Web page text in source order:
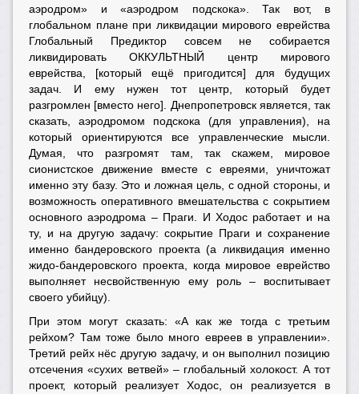
аэродром» и «аэродром подскока». Так вот, в
глобальном плане при ликвидации мирового еврейства
Глобальный Предиктор совсем не собирается
ликвидировать ОККУЛЬТНЫЙ центр мирового
еврейства, [который ещё пригодится] для будущих
задач. И ему нужен тот центр, который будет
разгромлен [вместо него]. Днепропетровск является, так
сказать, аэродромом подскока (для управления), на
который ориентируются все управленческие мысли.
Думая, что разгромят там, так скажем, мировое
сионистское движение вместе с евреями, уничтожат
именно эту базу. Это и ложная цель, с одной стороны, и
возможность оперативного вмешательства с сокрытием
основного аэродрома – Праги. И Ходос работает и на
ту, и на другую задачу: сокрытие Праги и сохранение
именно бандеровского проекта (а ликвидация именно
жидо-бандеровского проекта, когда мировое еврейство
выполняет несвойственную ему роль – воспитывает
своего убийцу).
При этом могут сказать: «А как же тогда с третьим
рейхом? Там тоже было много евреев в управлении».
Третий рейх нёс другую задачу, и он выполнил позицию
отсечения «сухих ветвей» – глобальный холокост. А тот
проект, который реализует Ходос, он реализуется в